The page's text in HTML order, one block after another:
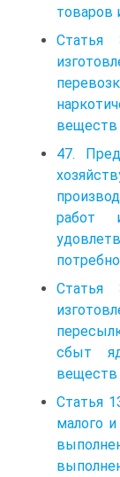
товаров
Статья
веществ
47.
работ
Статья
сбыт
веществ
Статья
малого